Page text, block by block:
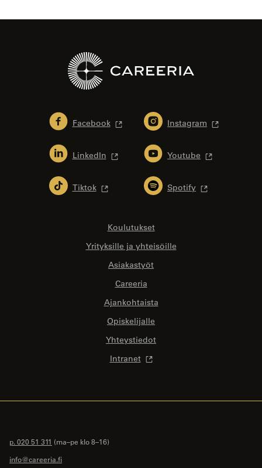
Facebook Instagram
LinkedIn Youtube
Tiktok Spotify
Koulutukset
Yrityksille ja yhteisöille
Asiakastyöt
Careeria
Ajankohtaista
Opiskelijalle
Yhteystiedot
Intranet
p. 020 51 311 (ma–pe klo 8–16)
info@careeria.fi